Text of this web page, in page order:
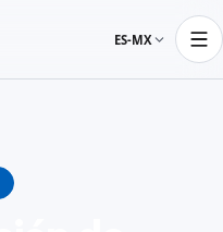
ES-MX